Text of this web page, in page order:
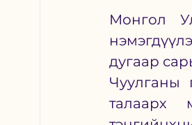
Монгол
дугаар
Чуулганы
талаарх